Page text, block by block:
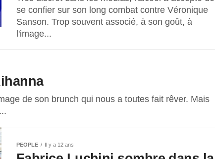
se confier sur son long combat contre Véronique
Sanson. Trop souvent associé, à son goût, à
l'image...
de son brunch qui nous a toutes fait rêver. Mais
PEOPLE Il y a 12 ans